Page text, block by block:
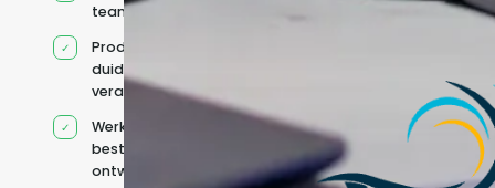
teams
Productcontext en
duidelijke
verantwoordelijkheden
Werkt binnen jouw
bestaande
ontwikkelteam